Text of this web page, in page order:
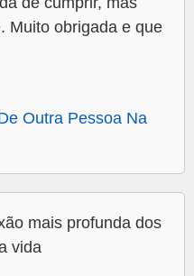
Muito obrigada e que
Outra Pessoa Na
mais profunda dos
vida